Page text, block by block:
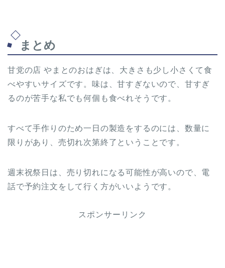
まとめ
甘党の店 やまとのおはぎは、大きさも少し小さくて食
べやすいサイズです。味は、甘すぎないので、甘すぎ
るのが苦手な私でも何個も食べれそうです。
すべて手作りのため一日の製造をするのには、数量に
限りがあり、売切れ次第終了ということです。
週末祝祭日は、売り切れになる可能性が高いので、電
話で予約注文をして行く方がいいようです。
スポンサーリンク